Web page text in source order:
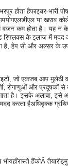
होता हैफाइबर-भारी
एलडीएल या खराब
वजन कम होता है। यह
रिफ्लक्स के इलाज में मदद
है, हेप सी और अल्सर के
, जो एकजब आप मुलेठी
रोगाणुओं और प्रदूषकों
है। इसके अलावा, इसे
करता हैअधिवृक्क
भीयहाँरास्ते हैंकोÂ तैयारीइ